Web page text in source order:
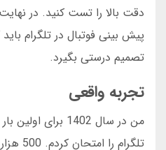
دقت بالا را تست کنید. در
پیش بینی فوتبال در تلگرام باید
تصمیم درستی بگیرد.
تجربه واقعی
من در سال 1402